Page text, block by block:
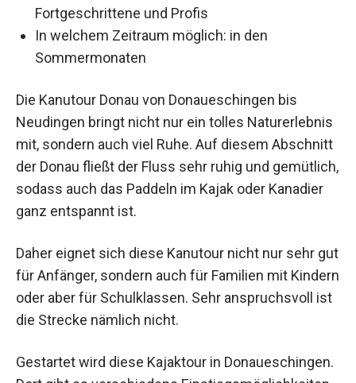
Fortgeschrittene und Profis
In welchem Zeitraum möglich: in den
Sommermonaten
Die Kanutour Donau von Donaueschingen bis
Neudingen bringt nicht nur ein tolles Naturerlebnis
mit, sondern auch viel Ruhe. Auf diesem Abschnitt
der Donau fließt der Fluss sehr ruhig und gemütlich,
sodass auch das Paddeln im Kajak oder Kanadier
ganz entspannt ist.
Daher eignet sich diese Kanutour nicht nur sehr gut
für Anfänger, sondern auch für Familien mit Kindern
oder aber für Schulklassen. Sehr anspruchsvoll ist
die Strecke nämlich nicht.
Gestartet wird diese Kajaktour in Donaueschingen.